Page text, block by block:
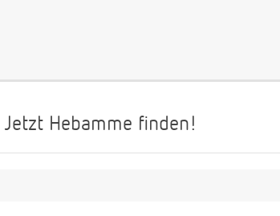
Jetzt Hebamme finden!